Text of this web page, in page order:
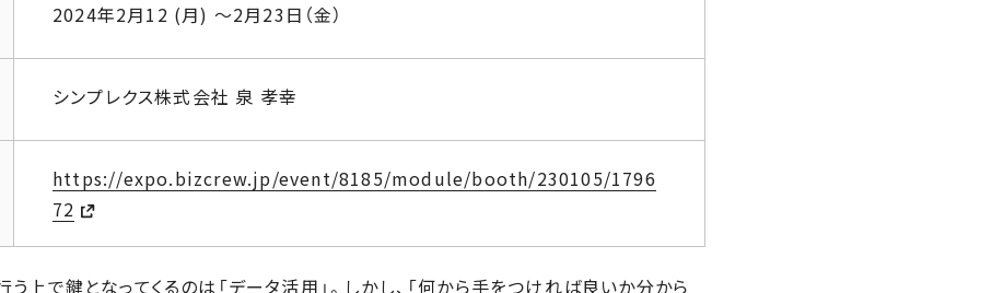
2024年2月12 (月) ～2月23日（金）
シンプレクス株式会社 泉 孝幸
https://expo.bizcrew.jp/event/8185/module/booth/230105/1796
72
上で鍵となってくるのは「データ活用」。しかし、「何から手をつければ良いか分から